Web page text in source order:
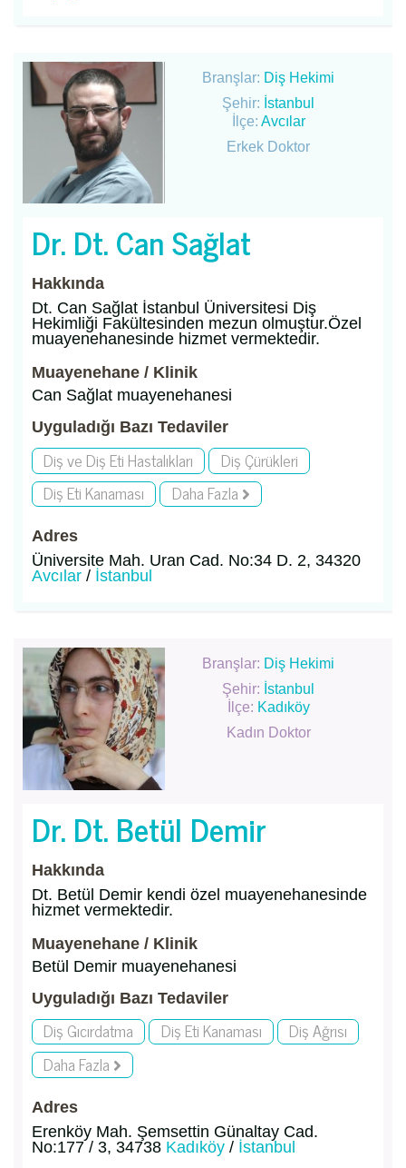
Branşlar: Diş Hekimi
Şehir: İstanbul
İlçe: Avcılar
Erkek Doktor
Dr. Dt. Can Sağlat
Hakkında
Dt. Can Sağlat İstanbul Üniversitesi Diş
Hekimliği Fakültesinden mezun olmuştur.Özel
muayenehanesinde hizmet vermektedir.
Muayenehane / Klinik
Can Sağlat muayenehanesi
Uyguladığı Bazı Tedaviler
Diş ve Diş Eti Hastalıkları
Diş Çürükleri
Diş Eti Kanaması
Daha Fazla
Adres
Üniversite Mah. Uran Cad. No:34 D. 2, 34320
Avcılar / İstanbul
Branşlar: Diş Hekimi
Şehir: İstanbul
İlçe: Kadıköy
Kadın Doktor
Dr. Dt. Betül Demir
Hakkında
Dt. Betül Demir kendi özel muayenehanesinde
hizmet vermektedir.
Muayenehane / Klinik
Betül Demir muayenehanesi
Uyguladığı Bazı Tedaviler
Diş Gıcırdatma Diş Eti Kanaması
Diş Ağrısı
Daha Fazla
Adres
Erenköy Mah. Şemsettin Günaltay Cad.
No:177 / 3, 34738 Kadıköy / İstanbul